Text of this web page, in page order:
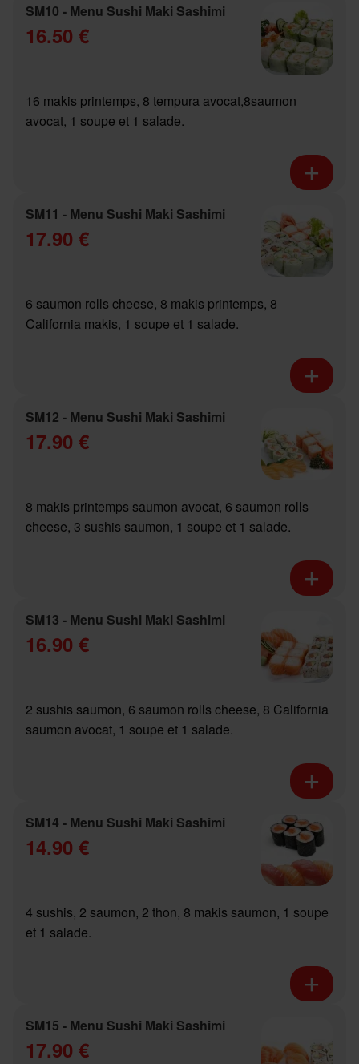
SM10 - Menu Sushi Maki Sashimi
16.50 €
16 makis printemps, 8 tempura avocat,8saumon
avocat, 1 soupe et 1 salade.
SM11 - Menu Sushi Maki Sashimi
17.90 €
6 saumon rolls cheese, 8 makis printemps, 8
California makis, 1 soupe et 1 salade.
SM12 - Menu Sushi Maki Sashimi
17.90 €
8 makis printemps saumon avocat, 6 saumon rolls
cheese, 3 sushis saumon, 1 soupe et 1 salade.
SM13 - Menu Sushi Maki Sashimi
16.90 €
2 sushis saumon, 6 saumon rolls cheese, 8 California
saumon avocat, 1 soupe et 1 salade.
SM14 - Menu Sushi Maki Sashimi
14.90 €
4 sushis, 2 saumon, 2 thon, 8 makis saumon, 1 soupe
et 1 salade.
SM15 - Menu Sushi Maki Sashimi
17.90 €